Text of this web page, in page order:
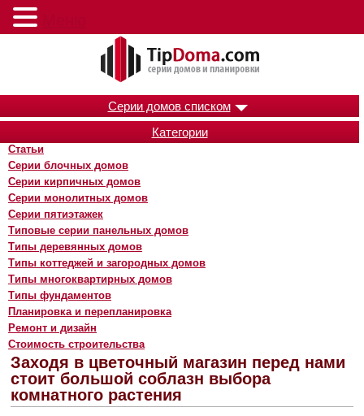
Серии домов списком
Категории
Статьи
Серии блочных домов
Серии кирпичных домов
Серии монолитных домов
Серии пятиэтажек
Типовые серии панельных домов
Типы деревянных домов
Типы коттеджей и загородных домов
Типы многоквартирных домов
Типы фундаментов
Планировка и перепланировка
Ремонт и дизайн
Стоимость строительства
Заходя в цветочный магазин перед нами
стоит большой соблазн выбора
комнатного растения